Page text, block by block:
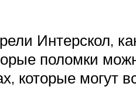
Интерскол,
поломки
которые могут